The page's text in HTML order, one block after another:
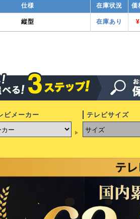
仕様 在庫状況 価
縦型 在庫あり
ビメーカー テレビサイズ